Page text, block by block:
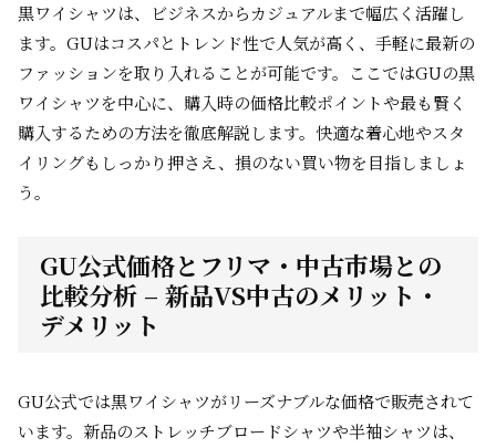
黒ワイシャツは、ビジネスからカジュアルまで幅広く活躍し
ます。GUはコスパとトレンド性で人気が高く、手軽に最新の
ファッションを取り入れることが可能です。ここではGUの黒
ワイシャツを中心に、購入時の価格比較ポイントや最も賢く
購入するための方法を徹底解説します。快適な着心地やスタ
イリングもしっかり押さえ、損のない買い物を目指しましょ
う。
GU公式価格とフリマ・中古市場との
比較分析 – 新品VS中古のメリット・
デメリット
GU公式では黒ワイシャツがリーズナブルな価格で販売されて
います。新品のストレッチブロードシャツや半袖シャツは、